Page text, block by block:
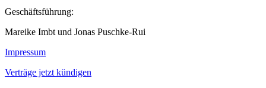
Geschäftsführung:
Mareike Imbt und Jonas Puschke-Rui
Impressum
Verträge jetzt kündigen